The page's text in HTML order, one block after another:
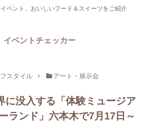
ベント、おいしいフード＆スイーツをご紹介
イベントチェッカー
スタイル アート・展示会
に没入する「体験ミュージア
ランド」六本木で7月17日～